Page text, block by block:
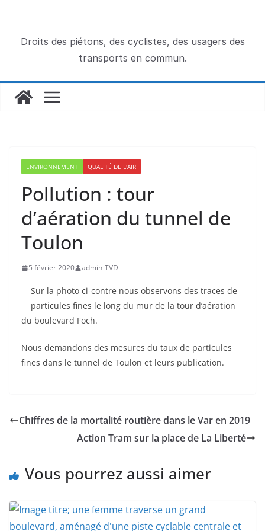
contenuDroits des piétons, des cyclistes, des usagers des
transports en commun.
ENVIRONNEMENT QUALITÉ DE L'AIR
Pollution : tour
d’aération du tunnel de
Toulon
5 février 2020 admin-TVD
Sur la photo ci-contre nous observons des traces de
particules fines le long du mur de la tour d’aération
du boulevard Foch.
Nous demandons des mesures du taux de particules
fines dans le tunnel de Toulon et leurs publication.
Chiffres de la mortalité routière dans le Var en 2019
Action Tram sur la place de La Liberté
Vous pourrez aussi aimer